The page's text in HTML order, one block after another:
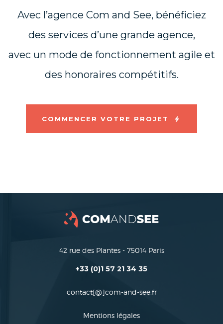
Avec l’agence Com and See, bénéficiez
des services d’une grande agence,
avec un mode de fonctionnement agile et
des honoraires compétitifs.
COMMENCER VOTRE PROJET
42 rue des Plantes - 75014 Paris
+33 (0)1 57 21 34 35
contact[@]com-and-see.fr
Mentions légales